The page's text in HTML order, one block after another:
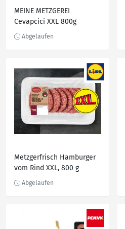
MEINE METZGEREI
Cevapcici XXL 800g
Metzgerfrisch Hamburger
vom Rind XXL, 800 g